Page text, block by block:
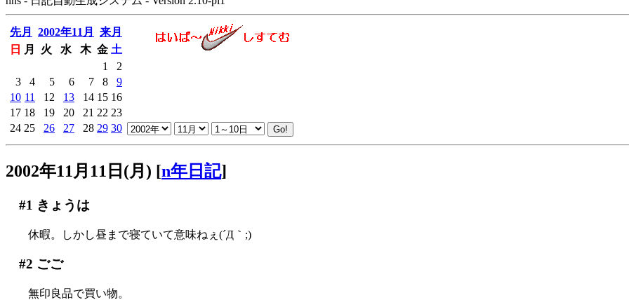
先月 2002年11月
来月
日
月 火 水 木 金 土
1
2
3
4 5 6 7 8
9
10 11 12 13 14 15 16
17 18 19 20 21 22 23
24 25 26 27 28 29 30
2002年11月11日(月) [n年日記]
#1 きょうは
休暇。しかし昼まで寝ていて意味ねぇ(´Д｀;)
#2 ごご
無印良品で買い物。